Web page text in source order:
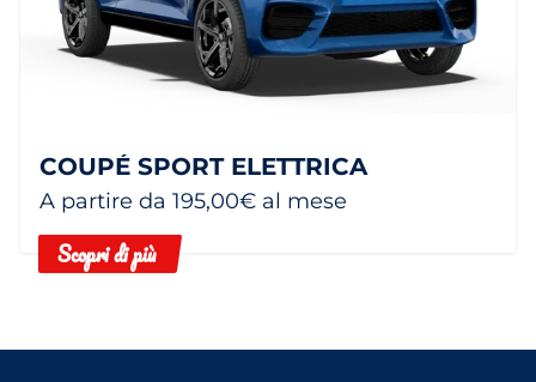
COUPÉ SPORT ELETTRICA
A partire da 195,00€ al mese
Scopri di più